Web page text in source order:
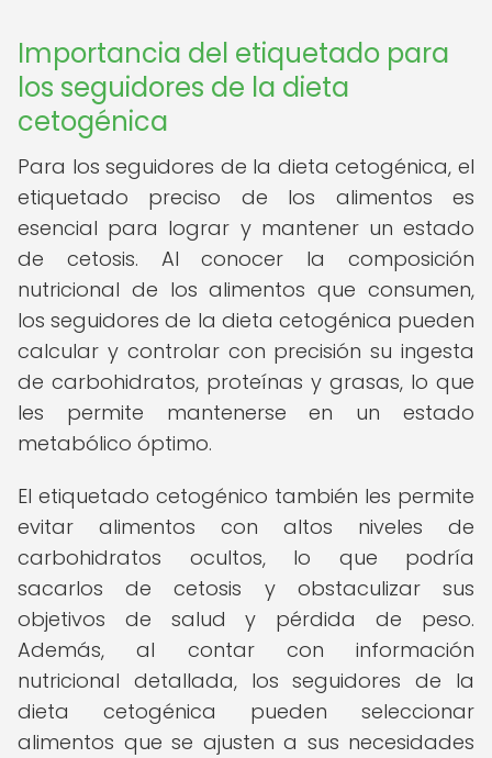
Importancia del etiquetado para
los seguidores de la dieta
cetogénica
Para los seguidores de la dieta cetogénica, el
etiquetado preciso de los alimentos es
esencial para lograr y mantener un estado
de cetosis. Al conocer la composición
nutricional de los alimentos que consumen,
los seguidores de la dieta cetogénica pueden
calcular y controlar con precisión su ingesta
de carbohidratos, proteínas y grasas, lo que
les permite mantenerse en un estado
metabólico óptimo.
El etiquetado cetogénico también les permite
evitar alimentos con altos niveles de
carbohidratos ocultos, lo que podría
sacarlos de cetosis y obstaculizar sus
objetivos de salud y pérdida de peso.
Además, al contar con información
nutricional detallada, los seguidores de la
dieta cetogénica pueden seleccionar
alimentos que se ajusten a sus necesidades